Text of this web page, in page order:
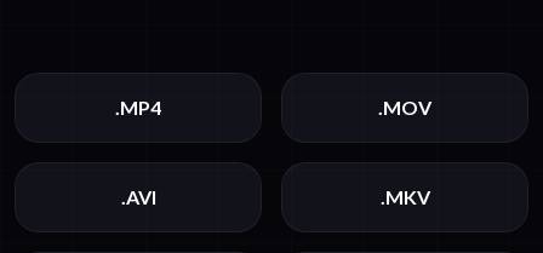
.MP4 .MOV
.AVI .MKV